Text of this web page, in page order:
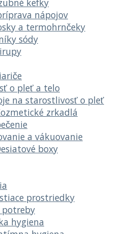
nápojov
a termohrnčeky
sódy
o pleť a telo
na starostlivosť o pleť
zrkadlá
a vákuovanie
boxy
prostriedky
potreby
hygiena